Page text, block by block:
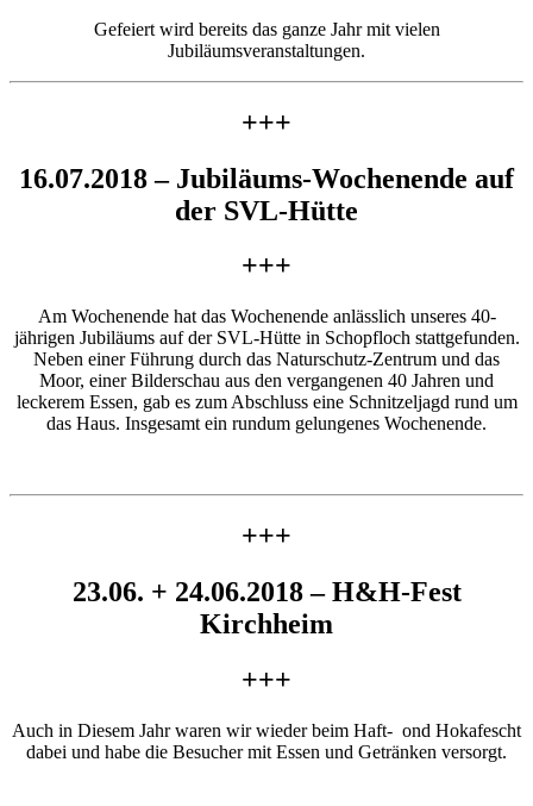
Gefeiert wird bereits das ganze Jahr mit vielen
Jubiläumsveranstaltungen.
+++
16.07.2018 – Jubiläums-Wochenende auf
der SVL-Hütte
+++
Am Wochenende hat das Wochenende anlässlich unseres 40-
jährigen Jubiläums auf der SVL-Hütte in Schopfloch stattgefunden.
Neben einer Führung durch das Naturschutz-Zentrum und das
Moor, einer Bilderschau aus den vergangenen 40 Jahren und
leckerem Essen, gab es zum Abschluss eine Schnitzeljagd rund um
das Haus. Insgesamt ein rundum gelungenes Wochenende.
+++
23.06. + 24.06.2018 – H&H-Fest
Kirchheim
+++
Auch in Diesem Jahr waren wir wieder beim Haft- ond Hokafescht
dabei und habe die Besucher mit Essen und Getränken versorgt.